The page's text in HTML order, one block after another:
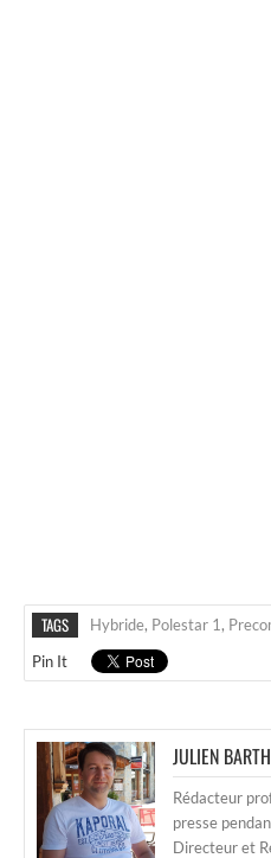
TAGS Hybride, Polestar 1,
Pin It
JULIEN
Rédacteur
presse
Directeur et